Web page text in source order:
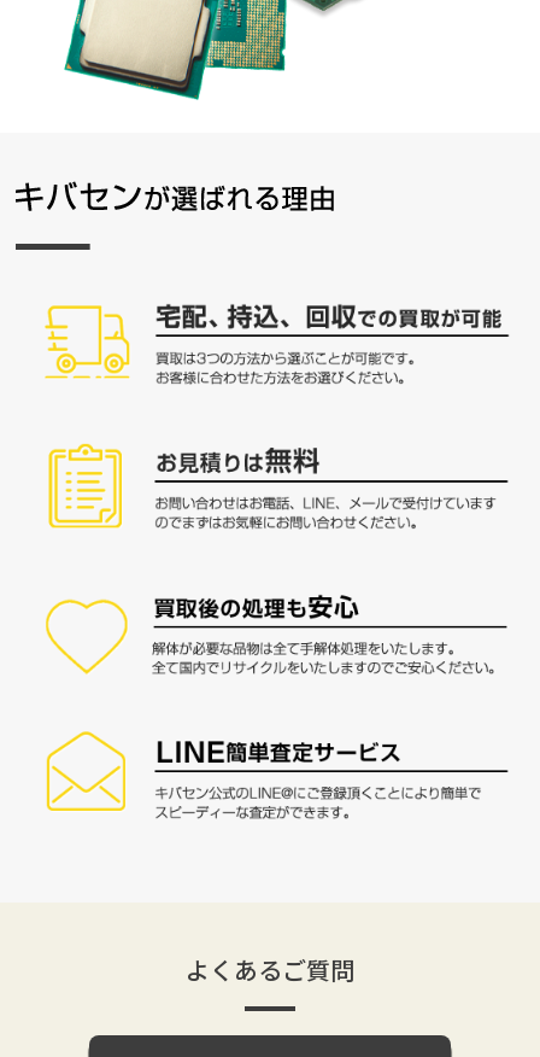
よくあるご質問